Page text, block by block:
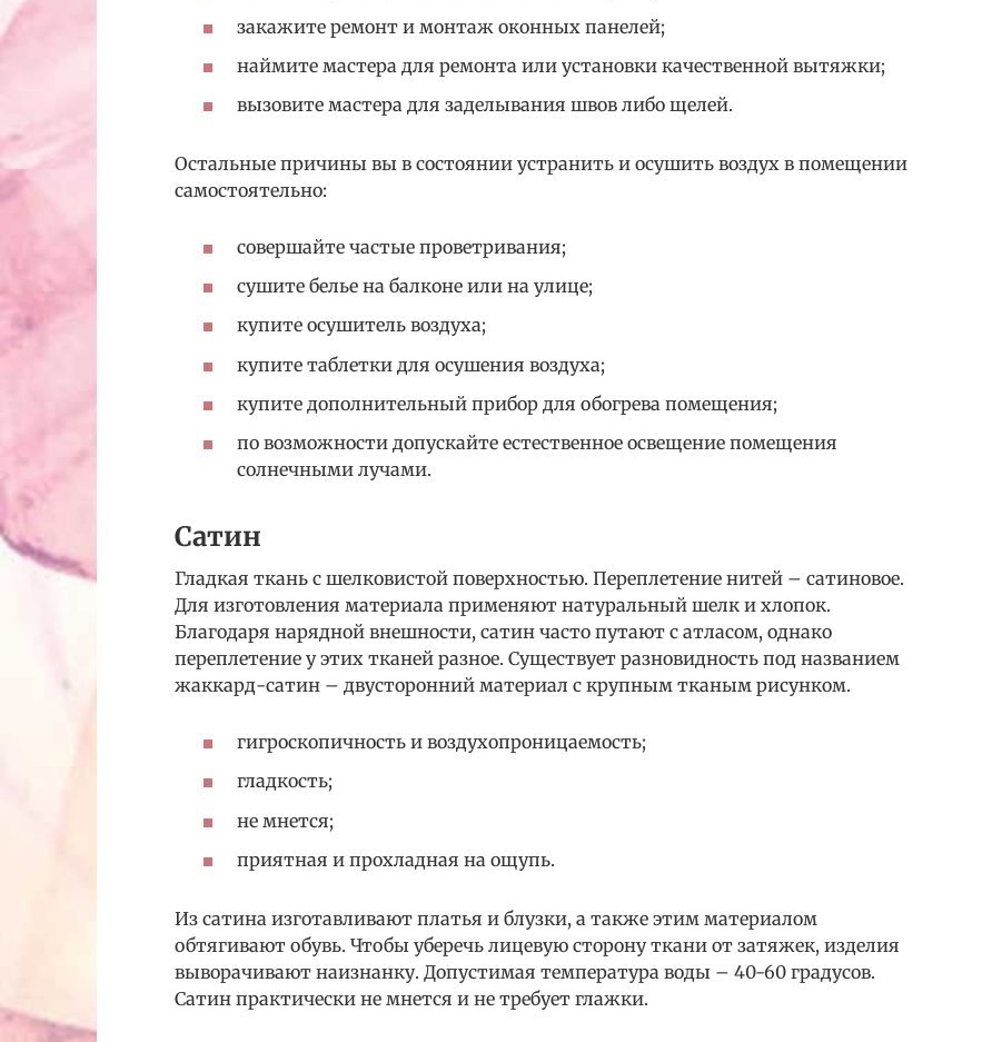
закажите ремонт и монтаж оконных панелей;
наймите мастера для ремонта или установки качественной вытяжки;
вызовите мастера для заделывания швов либо щелей.
Остальные причины вы в состоянии устранить и осушить воздух в помещении
самостоятельно:
совершайте частые проветривания;
сушите белье на балконе или на улице;
купите осушитель воздуха;
купите таблетки для осушения воздуха;
купите дополнительный прибор для обогрева помещения;
по возможности допускайте естественное освещение помещения
солнечными лучами.
Сатин
Гладкая ткань с шелковистой поверхностью. Переплетение нитей – сатиновое.
Для изготовления материала применяют натуральный шелк и хлопок.
Благодаря нарядной внешности, сатин часто путают с атласом, однако
переплетение у этих тканей разное. Существует разновидность под названием
жаккард-сатин – двусторонний материал с крупным тканым рисунком.
гигроскопичность и воздухопроницаемость;
гладкость;
не мнется;
приятная и прохладная на ощупь.
Из сатина изготавливают платья и блузки, а также этим материалом
обтягивают обувь. Чтобы уберечь лицевую сторону ткани от затяжек, изделия
выворачивают наизнанку. Допустимая температура воды – 40-60 градусов.
Сатин практически не мнется и не требует глажки.